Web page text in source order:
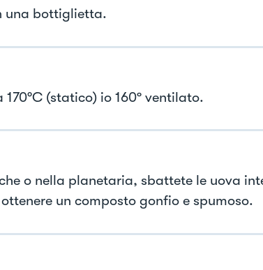
una bottiglietta.
(statico) io 160º ventilato.
o nella planetaria, sbattete le uova
un composto gonfio e spumoso.